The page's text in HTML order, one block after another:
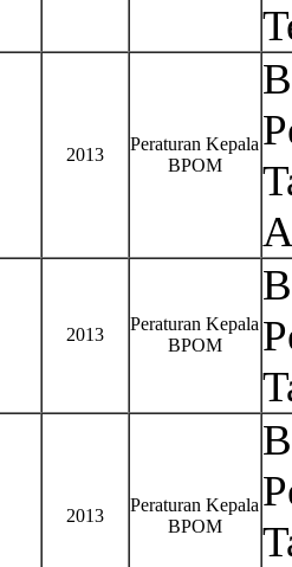
2013
Peraturan Kepala
BPOM
2013
Peraturan Kepala
BPOM
2013
Peraturan Kepala
BPOM